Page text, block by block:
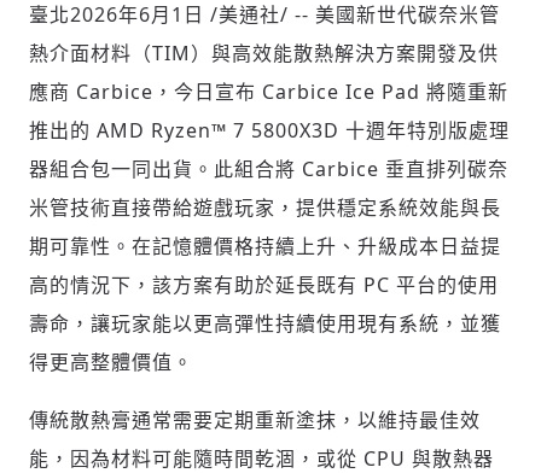
臺北2026年6月1日 /美通社/ -- 美國新世代碳奈米管
熱介面材料（TIM）與高效能散熱解決方案開發及供
應商 Carbice，今日宣布 Carbice Ice Pad 將隨重新
推出的 AMD Ryzen™ 7 5800X3D 十週年特別版處理
器組合包一同出貨。此組合將 Carbice 垂直排列碳奈
米管技術直接帶給遊戲玩家，提供穩定系統效能與長
期可靠性。在記憶體價格持續上升、升級成本日益提
高的情況下，該方案有助於延長既有 PC 平台的使用
壽命，讓玩家能以更高彈性持續使用現有系統，並獲
得更高整體價值。
傳統散熱膏通常需要定期重新塗抹，以維持最佳效
能，因為材料可能隨時間乾涸，或從 CPU 與散熱器